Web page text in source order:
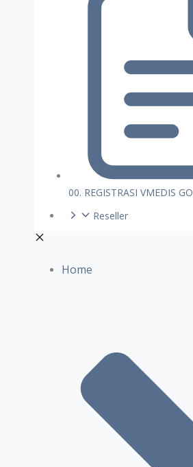
00. REGISTRASI VMEDIS GO
Reseller
Home